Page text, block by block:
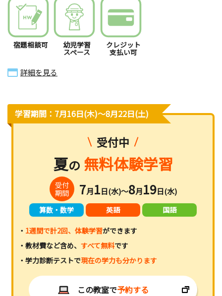
宿題相談可 幼児学習
スペース
クレジット
支払い可
詳細を見る
学習期間：7月16日(木)〜8月22日(土)
受付中
夏の 無料体験学習
受付
期間
7月1日(水)～8月19日(水)
算数・数学 英語 国語
・ 1週間で計2回、体験学習ができます
・教材費など含め、 すべて無料です
・学力診断テストで現在の学力も分かります
この教室で予約する